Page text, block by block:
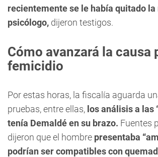
recientemente se le había quitado
psicólogo, dijeron testigos.
Cómo avanzará la causa
femicidio
Por estas horas, la fiscalía aguarda
pruebas, entre ellas, los análisis a las
tenía Demaldé en su brazo. Fuentes
dijeron que el hombre presentaba
podrían ser compatibles con